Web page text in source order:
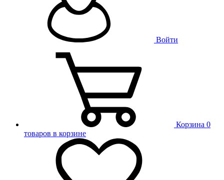
Войти
Корзина 0
товаров в корзине